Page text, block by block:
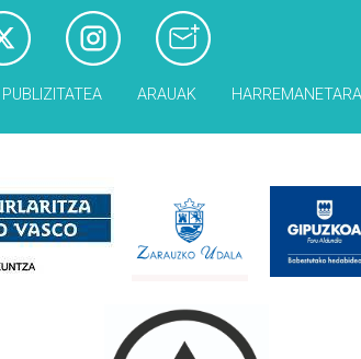
PUBLIZITATEA ARAUAK